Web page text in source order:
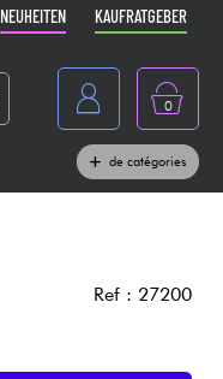
NEUHEITEN KAUFRATGEBER
0
de catégories
Ref : 27200